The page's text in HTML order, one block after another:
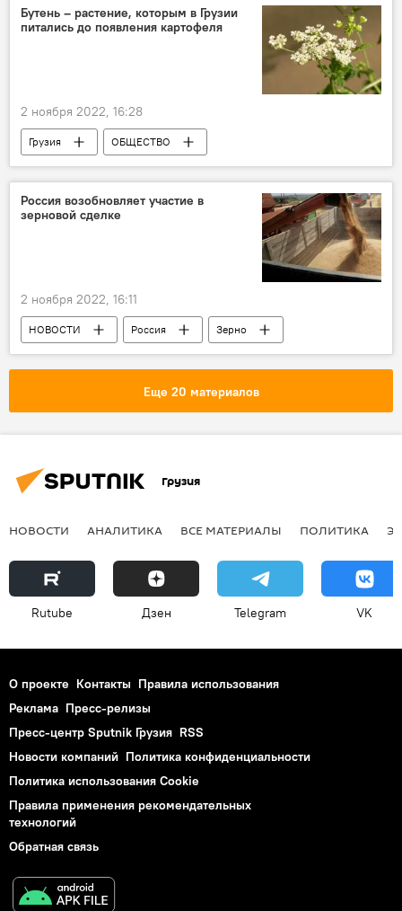
Бутень – растение, которым в Грузии
питались до появления картофеля
2 ноября 2022, 16:28
Грузия
ОБЩЕСТВО
Грузинская кухня
Россия возобновляет участие в
зерновой сделке
2 ноября 2022, 16:11
НОВОСТИ Россия
Зерно
Обострение ситуации вокруг Украины
Еще 20 материалов
Грузия
НОВОСТИ АНАЛИТИКА ВСЕ МАТЕРИАЛЫ ПОЛИТИКА
Rutube Дзен Telegram VK
О проекте Контакты Правила использования
Реклама Пресс-релизы
Пресс-центр Sputnik Грузия RSS
Новости компаний Политика конфиденциальности
Политика использования Cookie
Правила применения рекомендательных
технологий
Обратная связь